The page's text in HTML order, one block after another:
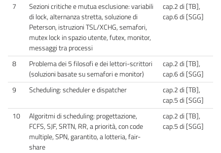
7
Sezioni critiche e mutua esclusione: variabili
di lock, alternanza stretta, soluzione di
Peterson, istruzioni TSL/XCHG, semafori,
mutex lock in spazio utente, futex, monitor,
messaggi tra processi
cap.2 di [TB],
cap.6 di [SGG]
8
Problema dei 5 filosofi e dei lettori-scrittori
(soluzioni basate su semafori e monitor)
cap.2 di [TB],
cap.6 di [SGG]
9
Scheduling: scheduler e dispatcher
cap.2 di [TB],
cap.5 di [SGG]
10
Algoritmi di scheduling: progettazione,
FCFS, SJF, SRTN, RR, a priorità, con code
multiple, SPN, garantito, a lotteria, fair-
share
cap.2 di [TB],
cap.5 di [SGG]